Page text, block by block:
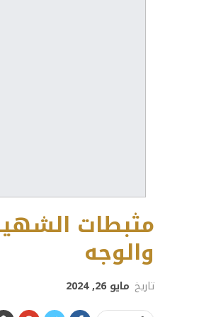
مثبطات
والوجه
تاريخ مايو 26, 2024